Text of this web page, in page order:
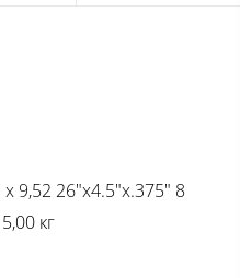
9,52 26"x4.5"x.375" 8
кг